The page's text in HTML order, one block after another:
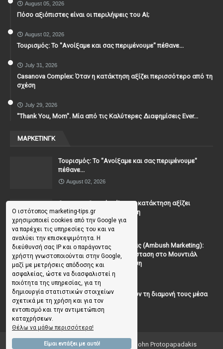
Ο ιστότοπος marketing-tips.gr
χρησιμοποιεί cookies από την Google για
να παρέχει τις υπηρεσίες του και να
αναλύει την επισκεψιμότητα. Η
διεύθυνσή σας IP και ο παράγοντας
χρήστη γνωστοποιούνται στην Google,
μαζί με μετρήσεις απόδοσης και
ασφαλείας, ώστε να διασφαλιστεί η
ποιότητα της υπηρεσίας, για τη
δημιουργία στατιστικών στοιχείων
σχετικά με τη χρήση και για τον
εντοπισμό και την αντιμετώπιση
καταχρήσεων.
Θέλω να μάθω περισσότερα!
Είμαι εντάξει με αυτό!
August 05, 2026
Πόσο αξιόπιστες είναι οι περιλήψεις του ΑΙ;
August 02, 2026
Τουρισμός: Το "Ανοίξαμε και σας περιμένουμε" πέθανε...
July 31, 2026
Casanova Complex: Όταν η κατάκτηση αξίζει περισσότερο από τη
σχέση
July 29, 2026
"Thank You, Mοm". Μία από τις Καλύτερες Διαφημίσεις Ever...
ΜΑΡΚΕΤΙΝΓΚ
Τουρισμός: Το "Ανοίξαμε και σας περιμένουμε"
πέθανε...
August 02, 2026
Casanova Complex: Όταν η κατάκτηση αξίζει
περισσότερο από τη σχέση
July 31, 2026
To Μάρκετινγκ της Ενέδρας (Ambush Marketing):
Πώς να κλέψεις την παράσταση στο Μουντιάλ
χωρίς (επίσημη) πρόσκληση
July 19, 2026
Γιατί οι επισκέπτες ξεχνούν τη διαμονή τους μέσα
σε 48 ώρες;
July 10, 2026
Copyright ©2026 Marketing Tips | by John Protopapadakis